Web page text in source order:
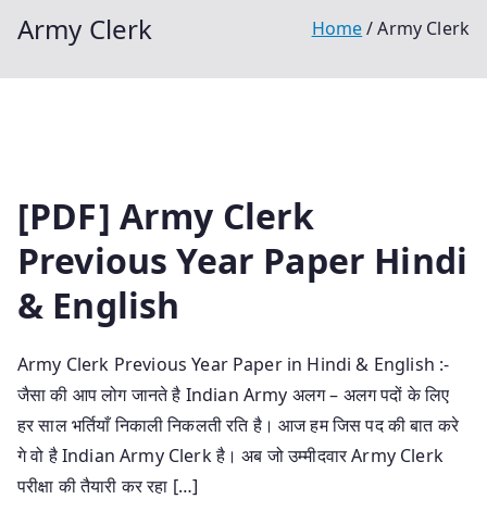
Army Clerk Home Army Clerk
[PDF] Army Clerk
Previous Year Paper Hindi
& English
Army Clerk Previous Year Paper in Hindi & English :-
जैसा की आप लोग जानते है Indian Army अलग – अलग पदों के लिए
हर साल भर्तियाँ निकाली निकलती रति है। आज हम जिस पद की बात करे
गे वो है Indian Army Clerk है। अब जो उम्मीदवार Army Clerk
परीक्षा की तैयारी कर रहा […]